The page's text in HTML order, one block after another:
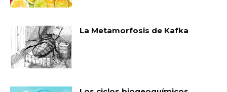
La Metamorfosis de Kafka